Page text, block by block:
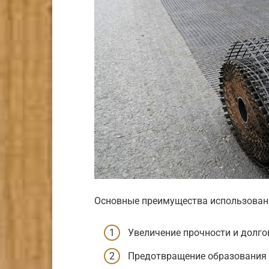
Основные преимущества
Увеличение прочности и
Предотвращение